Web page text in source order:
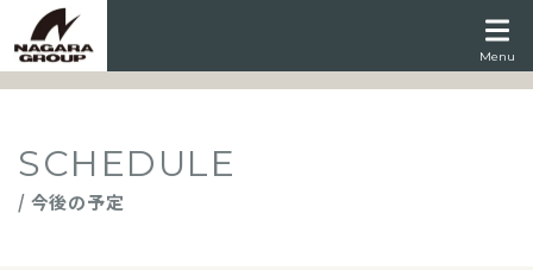
Menu
SCHEDULE
/ 今後の予定